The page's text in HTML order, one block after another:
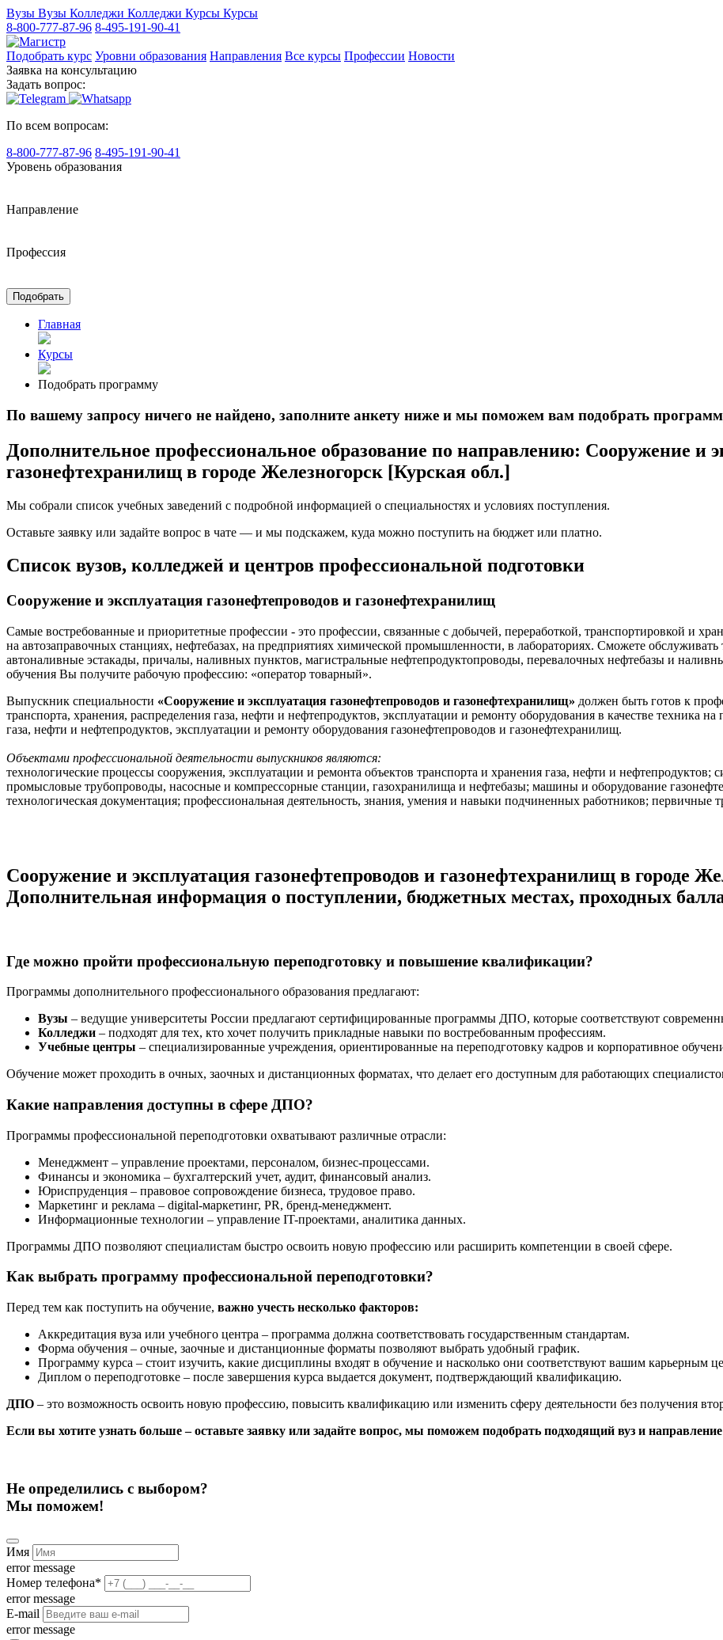
Вузы Вузы Колледжи Колледжи Курсы Курсы
8-800-777-87-96 8-495-191-90-41
Подобрать курс Уровни образования Направления Все курсы Профессии Новости
Заявка на консультацию
Задать вопрос:
По всем вопросам:
8-800-777-87-96 8-495-191-90-41
Уровень образования
Направление
Профессия
Подобрать
Главная
Курсы
Подобрать программу
По вашему запросу ничего не найдено, заполните анкету ниже и мы поможем вам подобрать
Дополнительное профессиональное образование по направлению: Сооружение и
газонефтехранилищ в городе Железногорск [Курская обл.]
Мы собрали список учебных заведений с подробной информацией о специальностях и условиях поступления.
Оставьте заявку или задайте вопрос в чате — и мы подскажем, куда можно поступить на бюджет или платно.
Список вузов, колледжей и центров профессиональной подготовки
Сооружение и эксплуатация газонефтепроводов и газонефтехранилищ
Самые востребованные и приоритетные профессии - это профессии, связанные с добычей, переработкой, транспортировкой и
на автозаправочных станциях, нефтебазах, на предприятиях химической промышленности, в лабораториях. Сможете обслуживать
автоналивные эстакады, причалы, наливных пунктов, магистральные нефтепродуктопроводы, перевалочных нефтебазы и
обучения Вы получите рабочую профессию: «оператор товарный».
Выпускник специальности «Сооружение и эксплуатация газонефтепроводов и газонефтехранилищ» должен быть готов к
транспорта, хранения, распределения газа, нефти и нефтепродуктов, эксплуатации и ремонту оборудования в качестве техника
газа, нефти и нефтепродуктов, эксплуатации и ремонту оборудования газонефтепроводов и газонефтехранилищ.
Объектами профессиональной деятельности выпускников являются:
технологические процессы сооружения, эксплуатации и ремонта объектов транспорта и хранения газа, нефти и нефтепродуктов;
промысловые трубопроводы, насосные и компрессорные станции, газохранилища и нефтебазы; машины и оборудование
технологическая документация; профессиональная деятельность, знания, умения и навыки подчиненных работников; первичные
Сооружение и эксплуатация газонефтепроводов и газонефтехранилищ в городе
Дополнительная информация о поступлении, бюджетных местах, проходных
Где можно пройти профессиональную переподготовку и повышение квалификации?
Программы дополнительного профессионального образования предлагают:
Вузы – ведущие университеты России предлагают сертифицированные программы ДПО, которые соответствуют
Колледжи – подходят для тех, кто хочет получить прикладные навыки по востребованным профессиям.
Учебные центры – специализированные учреждения, ориентированные на переподготовку кадров и корпоративное
Обучение может проходить в очных, заочных и дистанционных форматах, что делает его доступным для работающих
Какие направления доступны в сфере ДПО?
Программы профессиональной переподготовки охватывают различные отрасли:
Менеджмент – управление проектами, персоналом, бизнес-процессами.
Финансы и экономика – бухгалтерский учет, аудит, финансовый анализ.
Юриспруденция – правовое сопровождение бизнеса, трудовое право.
Маркетинг и реклама – digital-маркетинг, PR, бренд-менеджмент.
Информационные технологии – управление IT-проектами, аналитика данных.
Программы ДПО позволяют специалистам быстро освоить новую профессию или расширить компетенции в своей сфере.
Как выбрать программу профессиональной переподготовки?
Перед тем как поступить на обучение, важно учесть несколько факторов:
Аккредитация вуза или учебного центра – программа должна соответствовать государственным стандартам.
Форма обучения – очные, заочные и дистанционные форматы позволяют выбрать удобный график.
Программу курса – стоит изучить, какие дисциплины входят в обучение и насколько они соответствуют вашим карьерным
Диплом о переподготовке – после завершения курса выдается документ, подтверждающий квалификацию.
ДПО – это возможность освоить новую профессию, повысить квалификацию или изменить сферу деятельности без получения
Если вы хотите узнать больше – оставьте заявку или задайте вопрос, мы поможем подобрать подходящий вуз и
Не определились с выбором?
Мы поможем!
Имя
error message
Номер телефона*
error message
E-mail
error message